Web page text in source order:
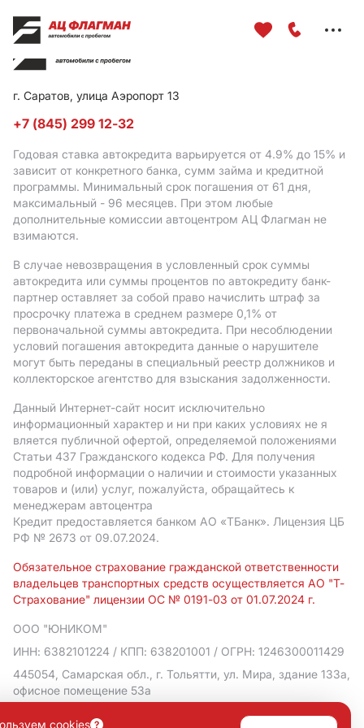
г. Саратов, улица Аэропорт 13
+7 (845) 299 12-32
Годовая ставка автокредита варьируется от 4.9% до 15% и
зависит от конкретного банка, сумм займа и кредитной
программы. Минимальный срок погашения от 61 дня,
максимальный - 96 месяцев. При этом любые
дополнительные комиссии автоцентром АЦ Флагман не
взимаются.
В случае невозвращения в условленный срок суммы
автокредита или суммы процентов по автокредиту банк-
партнер оставляет за собой право начислить штраф за
просрочку платежа в среднем размере 0,1% от
первоначальной суммы автокредита. При несоблюдении
условий погашения автокредита данные о нарушителе
могут быть переданы в специальный реестр должников и
коллекторское агентство для взыскания задолженности.
Данный Интернет-сайт носит исключительно
информационный характер и ни при каких условиях не я
вляется публичной офертой, определяемой положениями
Статьи 437 Гражданского кодекса РФ. Для получения
подробной информации о наличии и стоимости указанных
товаров и (или) услуг, пожалуйста, обращайтесь к
менеджерам автоцентра
Кредит предоставляется банком АO «ТБанк». Лицензия ЦБ
РФ № 2673 от 09.07.2024.
Обязательное страхование гражданской ответственности
владельцев транспортных средств осуществляется АО "Т-
Страхование" лицензии ОС № 0191-03 от 01.07.2024 г.
ООО "ЮНИКОМ"
ИНН: 6382101224 / КПП: 638201001 / ОГРН: 1246300011429
445054, Самарская обл., г. Тольятти, ул. Мира, здание 133а,
офисное помещение 53а
Политика в отношении обработки персональных данных
cookies